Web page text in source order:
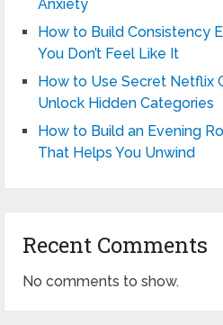
Anxiety
How to Build Consistency
You Don’t Feel Like It
How to Use Secret Netflix
Unlock Hidden Categories
How to Build an Evening
That Helps You Unwind
Recent Comments
No comments to show.